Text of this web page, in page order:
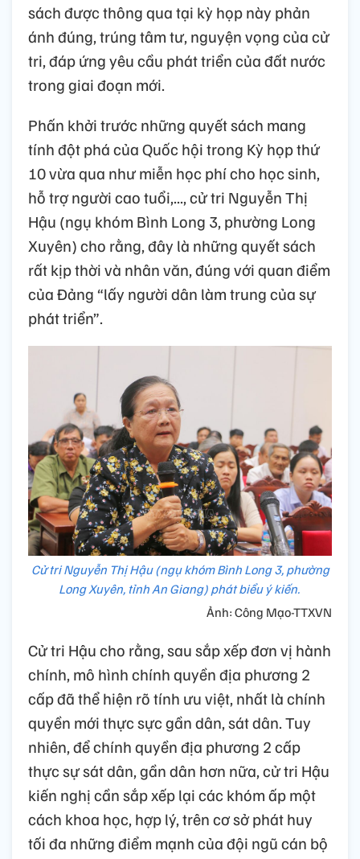
sách được thông qua tại kỳ họp này phản
ánh đúng, trúng tâm tư, nguyện vọng của cử
tri, đáp ứng yêu cầu phát triển của đất nước
trong giai đoạn mới.
Phấn khởi trước những quyết sách mang
tính đột phá của Quốc hội trong Kỳ họp thứ
10 vừa qua như miễn học phí cho học sinh,
hỗ trợ người cao tuổi,..., cử tri Nguyễn Thị
Hậu (ngụ khóm Bình Long 3, phường Long
Xuyên) cho rằng, đây là những quyết sách
rất kịp thời và nhân văn, đúng với quan điểm
của Đảng “lấy người dân làm trung của sự
phát triển”.
Cử tri Nguyễn Thị Hậu (ngụ khóm Bình Long 3, phường
Long Xuyên, tỉnh An Giang) phát biểu ý kiến.
Ảnh: Công Mạo-TTXVN
Cử tri Hậu cho rằng, sau sắp xếp đơn vị hành
chính, mô hình chính quyền địa phương 2
cấp đã thể hiện rõ tính ưu việt, nhất là chính
quyền mới thực sực gần dân, sát dân. Tuy
nhiên, để chính quyền địa phương 2 cấp
thực sự sát dân, gần dân hơn nữa, cử tri Hậu
kiến nghị cần sắp xếp lại các khóm ấp một
cách khoa học, hợp lý, trên cơ sở phát huy
tối đa những điểm mạnh của đội ngũ cán bộ